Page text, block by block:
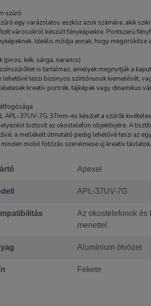
szűrő
egy varázslatos eszköz azok számára, akik
városokról készült fényképeikre. Pontszerű
Ideális módja annak, hogy
(piros, kék, sárga, narancs)
is tartalmaz, amelyek megnyitják a
lehetővé teszi bizonyos színtónusok kiemelését,
kreatív portrék, tájképek vagy dinamikus
APL-37UV-7G 37mm-es készlet a szűrők
biztosít az okostelefon objektívjére. A
a mellékelt útmutató pedig lehetővé teszi az
mobil fotózás szerelmese új kreatív
Apexel
APL-37UV-7G
Az okostelefonok és
menettel
Alumínium ötvözet
Fekete